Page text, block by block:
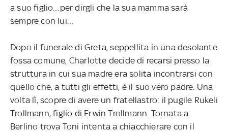
a suo figlio…per dirgli che la sua mamma sarà
sempre con lui…
Dopo il funerale di Greta, seppellita in una desolante
fossa comune, Charlotte decide di recarsi presso la
struttura in cui sua madre era solita incontrarsi con
quello che, a tutti gli effetti, è il suo vero padre. Una
volta lì, scopre di avere un fratellastro: il pugile Rukeli
Trollmann, figlio di Erwin Trollmann. Tornata a
Berlino trova Toni intenta a chiacchierare con il